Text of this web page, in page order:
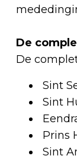
De
De
Sint
Sint
Prins
Sint